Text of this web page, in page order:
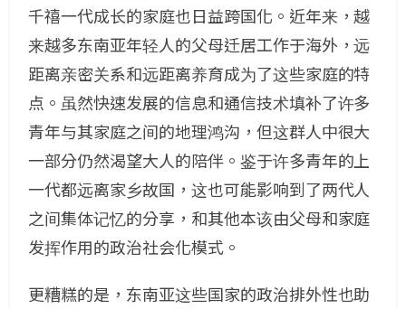
千禧一代成长的家庭也日益跨国化。近年来，越
来越多东南亚年轻人的父母迁居工作于海外，远
距离亲密关系和远距离养育成为了这些家庭的特
点。虽然快速发展的信息和通信技术填补了许多
青年与其家庭之间的地理鸿沟，但这群人中很大
一部分仍然渴望大人的陪伴。鉴于许多青年的上
一代都远离家乡故国，这也可能影响到了两代人
之间集体记忆的分享，和其他本该由父母和家庭
发挥作用的政治社会化模式。
更糟糕的是，东南亚这些国家的政治排外性也助